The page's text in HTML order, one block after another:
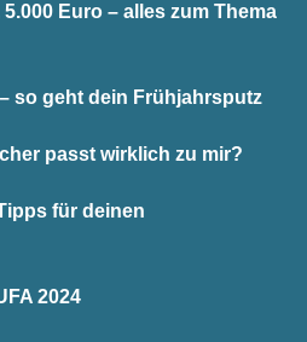
Euro – alles zum Thema
so geht dein Frühjahrsputz
passt wirklich zu mir?
für deinen
2024